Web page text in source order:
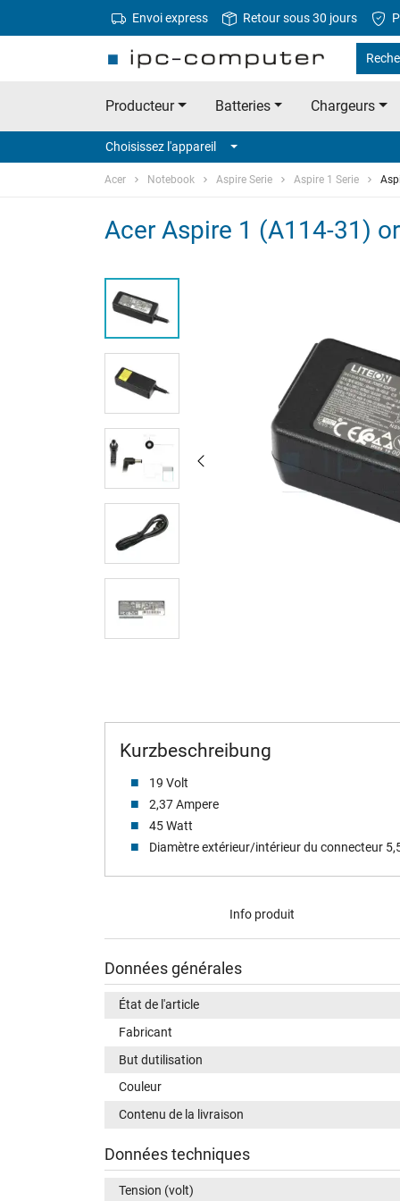
Envoi express Retour sous 30 jours
Producteur Batteries Chargeurs
Choisissez l'appareil
Acer Notebook Aspire Serie Aspire 1 Serie
Acer Aspire 1 (A114-31)
Kurzbeschreibung
19 Volt
2,37 Ampere
45 Watt
Diamètre extérieur/intérieur du connecteur
Info produit
Données générales
État de l'article
Fabricant
But dutilisation
Couleur
Contenu de la livraison
Données techniques
Tension (volt)